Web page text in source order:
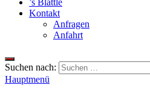
’s Blättle
Kontakt
Anfragen
Anfahrt
Suchen nach:
Hauptmenü